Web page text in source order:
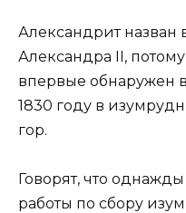
Александрит назван
Александра II,
впервые обнаружен
1830 году в
гор.
Говорят, что
работы по сбору